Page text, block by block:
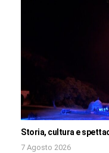
Storia, cultura e
7 Agosto 2026